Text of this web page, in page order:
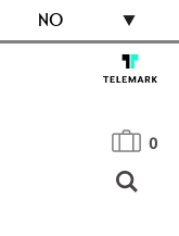
NO
0